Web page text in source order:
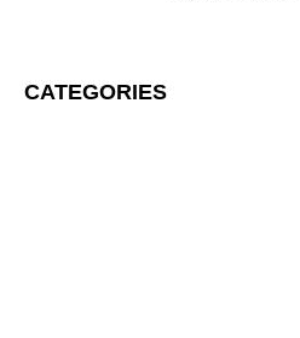
CATEGORIES